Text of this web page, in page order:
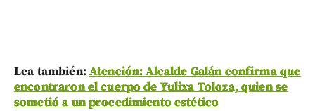
Lea también: Atención: Alcalde Galán confirma que
encontraron el cuerpo de Yulixa Toloza, quien se
sometió a un procedimiento estético